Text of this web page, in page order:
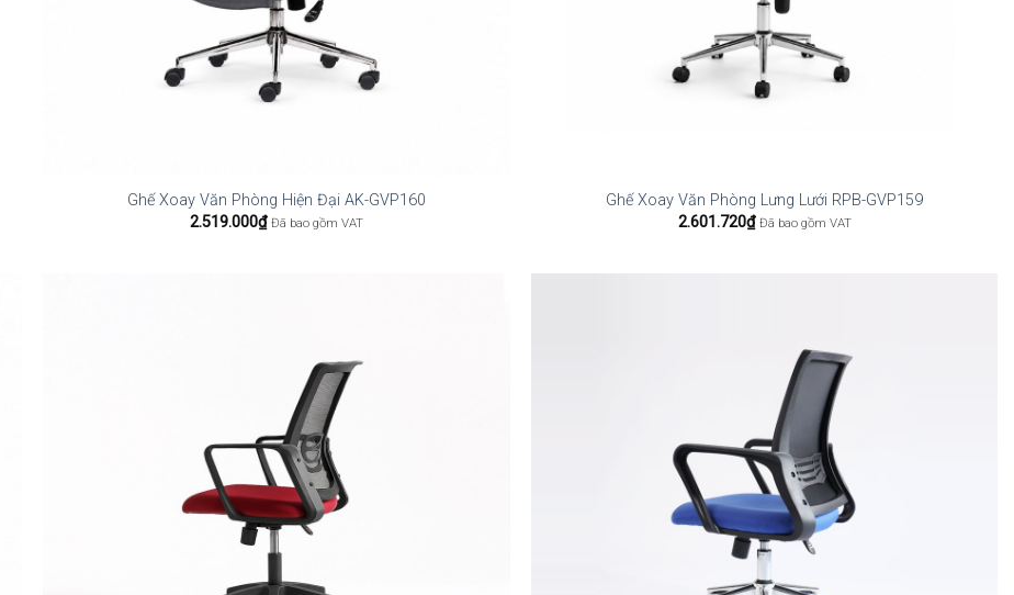
Ghế Xoay Văn Phòng Hiện Đại AK-GVP160
2.519.000₫ Đã bao gồm VAT
Ghế Xoay Văn Phòng Lưng Lưới RPB-GVP159
2.601.720₫ Đã bao gồm VAT